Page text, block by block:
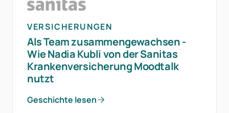
VERSICHERUNGEN
Als Team zusammengewachsen -
Wie Nadia Kubli von der Sanitas
Krankenversicherung Moodtalk
nutzt
Geschichte lesen